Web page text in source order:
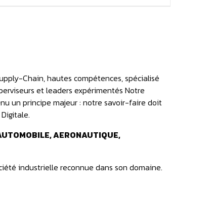
Chain, hautes compétences, spécialisé
et leaders expérimentés Notre
un principe majeur : notre savoir-faire doit
AERONAUTIQUE,
industrielle reconnue dans son domaine.